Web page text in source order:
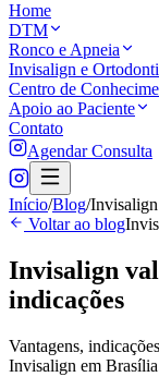
Home
DTM
Ronco e Apneia
Invisalign e
Centro de
Apoio ao Paciente
Contato
Agendar Consulta
Início/Blog/Invisalign
Voltar ao blog
Invisalign
indicações
Vantagens,
Invisalign em